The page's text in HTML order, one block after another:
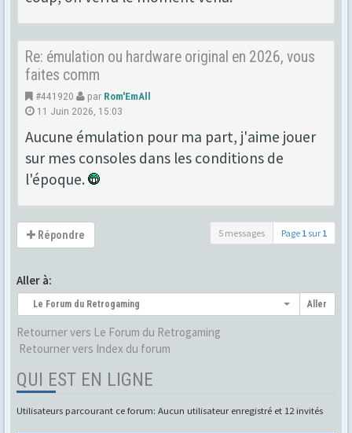
Re: émulation ou hardware original en 2026, vous
faites comm
#441920 par Rom'EmAll
11 Juin 2026, 15:03
Aucune émulation pour ma part, j'aime jouer
sur mes consoles dans les conditions de
l'époque.
Répondre 5 messages Page 1 sur 1
Aller à:
Le Forum du Retrogaming Aller
Retourner vers Le Forum du Retrogaming
Retourner vers Index du forum
QUI EST EN LIGNE
Utilisateurs parcourant ce forum: Aucun utilisateur enregistré et 12 invités